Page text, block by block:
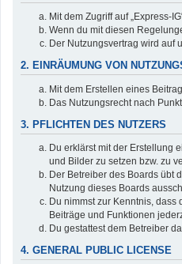
Mit dem Zugriff auf „Express-
Wenn du mit diesen
Der Nutzungsvertrag wird auf
2. EINRÄUMUNG VON
Mit dem Erstellen eines
Das Nutzungsrecht nach
3. PFLICHTEN DES NUTZERS
Du erklärst mit der Erstellung
und Bilder zu setzen bzw. zu
Der Betreiber des Boards übt
Nutzung dieses Boards
Du nimmst zur Kenntnis,
Beiträge und Funktionen
Du gestattest dem Betreiber
4. GENERAL PUBLIC LICENSE